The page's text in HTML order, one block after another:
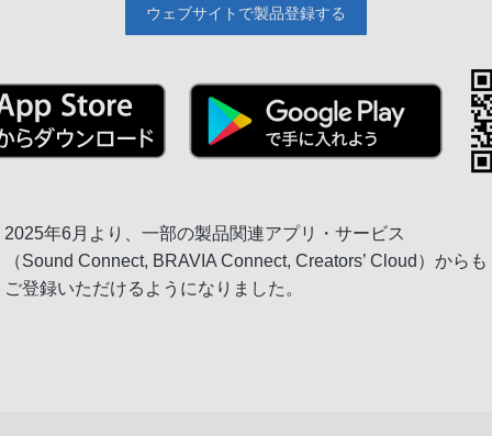
ウェブサイトで製品登録する
2025年6月より、一部の製品関連アプリ・サービス
（Sound Connect, BRAVIA Connect, Creators’ Cloud）からも
ご登録いただけるようになりました。